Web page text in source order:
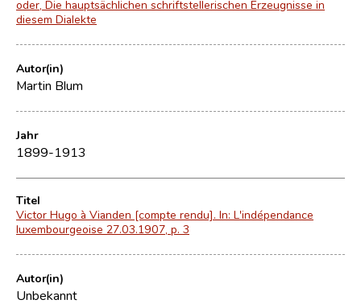
oder, Die hauptsächlichen schriftstellerischen Erzeugnisse in
diesem Dialekte
Autor(in)
Martin Blum
Jahr
1899-1913
Titel
Victor Hugo à Vianden [compte rendu]. In: L'indépendance
luxembourgeoise 27.03.1907, p. 3
Autor(in)
Unbekannt